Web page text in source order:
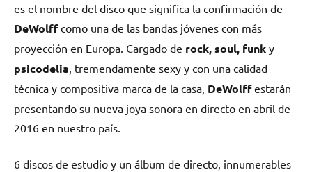
es el nombre del disco que significa la confirmación de
DeWolffcomo una de las bandas jóvenes con más
proyección en Europa. Cargado de rock, soul, funk y
psicodelia , tremendamente sexy y con una calidad
técnica y compositiva marca de la casa, DeWolffestarán
presentando su nueva joya sonora en directo en abril de
2016 en nuestro país.
6 discos de estudio y un álbum de directo, innumerables